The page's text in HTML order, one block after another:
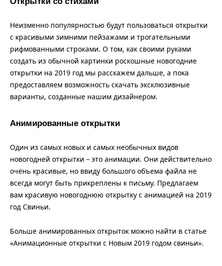
Неизменно популярностью будут пользоваться открытки
с красивыми зимними пейзажами и трогательными
рифмованными строками. О том, как своими руками
создать из обычной картинки роскошные новогодние
открытки на 2019 год мы расскажем дальше, а пока
предоставляем возможность скачать эксклюзивные
варианты, созданные нашим дизайнером.
Анимированные открытки
Один из самых новых и самых необычных видов
новогодней открытки – это анимации. Они действительно
очень красивые, но ввиду большого объема файла не
всегда могут быть прикреплены к письму. Предлагаем
вам красивую новогоднюю открытку с анимацией на 2019
год Свиньи.
Больше анимированных открыток можно найти в статье
«Анимационные открытки с Новым 2019 годом свиньи».